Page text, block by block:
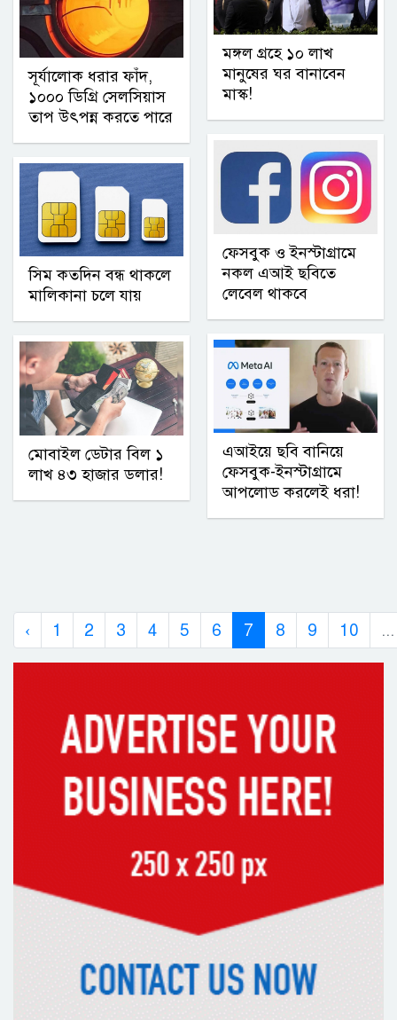
সূর্যালোক ধরার ফাঁদ,
১০০০ ডিগ্রি সেলসিয়াস
তাপ উৎপন্ন করতে পারে
সিম কতদিন বন্ধ থাকলে
মালিকানা চলে যায়
মোবাইল ডেটার বিল ১
লাখ ৪৩ হাজার ডলার!
মঙ্গল গ্রহে ১০ লাখ
মানুষের ঘর বানাবেন
মাস্ক!
ফেসবুক ও ইনস্টাগ্রামে
নকল এআই ছবিতে
লেবেল থাকবে
এআইয়ে ছবি বানিয়ে
ফেসবুক-ইনস্টাগ্রামে
আপলোড করলেই ধরা!
‹ 1 2 3 4 5 6 7 8 9 10 ...